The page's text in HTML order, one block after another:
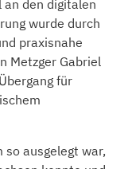
an den digitalen
wurde durch
praxisnahe
Metzger Gabriel
für
so ausgelegt war,